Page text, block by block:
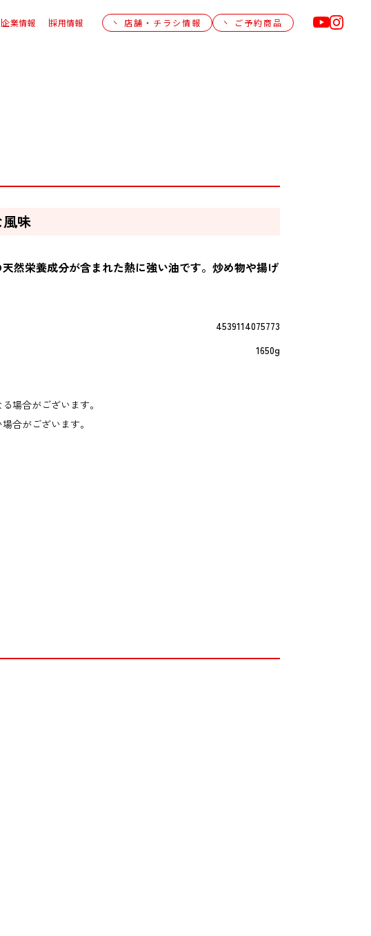
企業情報 採用情報 店舗・チラシ情報 ご予約商品
味
然栄養成分が含まれた熱に強い油です。炒め物や揚げ
4539114075773
1650g
場合がございます。
合がございます。